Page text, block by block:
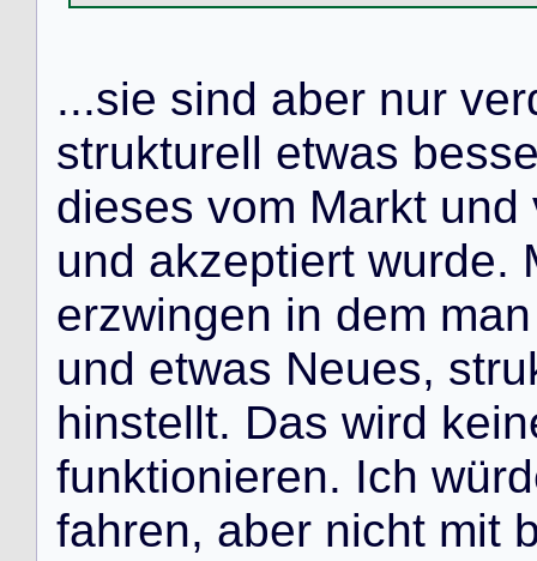
...sie sind aber nur ver
strukturell etwas bess
dieses vom Markt und
und akzeptiert wurde.
erzwingen in dem man
und etwas Neues, stru
hinstellt. Das wird kein
funktionieren. Ich würd
fahren, aber nicht mit